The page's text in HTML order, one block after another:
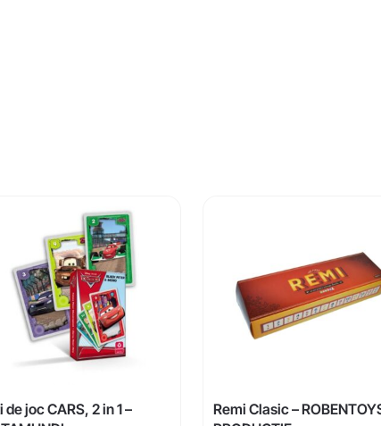
de joc CARS, 2 in 1 –
Remi Clasic –